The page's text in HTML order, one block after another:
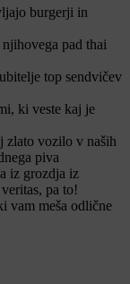
burgerji in
pad thai
top sendvičev
ki veste kaj je
zlato vozilo v naših
piva
iz grozdja iz
pa to!
vam meša odlične